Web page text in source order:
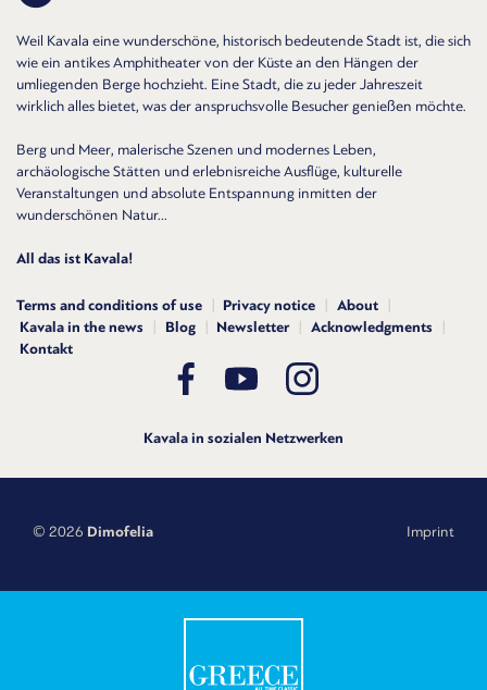
Weil Kavala eine wunderschöne, historisch bedeutende Stadt ist, die sich
wie ein antikes Amphitheater von der Küste an den Hängen der
umliegenden Berge hochzieht. Eine Stadt, die zu jeder Jahreszeit
wirklich alles bietet, was der anspruchsvolle Besucher genießen möchte.
Berg und Meer, malerische Szenen und modernes Leben,
archäologische Stätten und erlebnisreiche Ausflüge, kulturelle
Veranstaltungen und absolute Entspannung inmitten der
wunderschönen Natur...
All das ist Kavala!
Terms and conditions of use Privacy notice
About
Kavala in the news
Blog Newsletter
Acknowledgments
Kontakt
Kavala in sozialen Netzwerken
© 2026 Dimofelia Imprint